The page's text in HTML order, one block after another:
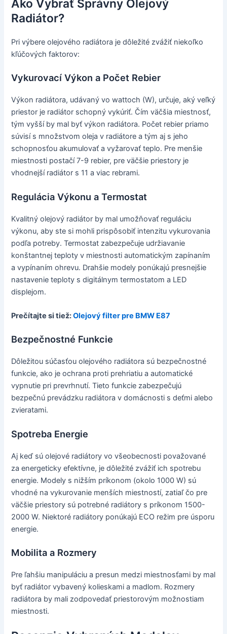
Ako Vybrať Správny Olejový
Radiátor?
Pri výbere olejového radiátora je dôležité zvážiť niekoľko
kľúčových faktorov:
Vykurovací Výkon a Počet Rebier
Výkon radiátora, udávaný vo wattoch (W), určuje, aký veľký
priestor je radiátor schopný vykúriť. Čím väčšia miestnosť,
tým vyšší by mal byť výkon radiátora. Počet rebier priamo
súvisí s množstvom oleja v radiátore a tým aj s jeho
schopnosťou akumulovať a vyžarovať teplo. Pre menšie
miestnosti postačí 7-9 rebier, pre väčšie priestory je
vhodnejší radiátor s 11 a viac rebrami.
Regulácia Výkonu a Termostat
Kvalitný olejový radiátor by mal umožňovať reguláciu
výkonu, aby ste si mohli prispôsobiť intenzitu vykurovania
podľa potreby. Termostat zabezpečuje udržiavanie
konštantnej teploty v miestnosti automatickým zapínaním
a vypínaním ohrevu. Drahšie modely ponúkajú presnejšie
nastavenie teploty s digitálnym termostatom a LED
displejom.
Prečítajte si tiež:Olejový filter pre BMW E87
Bezpečnostné Funkcie
Dôležitou súčasťou olejového radiátora sú bezpečnostné
funkcie, ako je ochrana proti prehriatiu a automatické
vypnutie pri prevrhnutí. Tieto funkcie zabezpečujú
bezpečnú prevádzku radiátora v domácnosti s deťmi alebo
zvieratami.
Spotreba Energie
Aj keď sú olejové radiátory vo všeobecnosti považované
za energeticky efektívne, je dôležité zvážiť ich spotrebu
energie. Modely s nižším príkonom (okolo 1000 W) sú
vhodné na vykurovanie menších miestností, zatiaľ čo pre
väčšie priestory sú potrebné radiátory s príkonom 1500-
2000 W. Niektoré radiátory ponúkajú ECO režim pre úsporu
energie.
Mobilita a Rozmery
Pre ľahšiu manipuláciu a presun medzi miestnosťami by mal
byť radiátor vybavený kolieskami a madlom. Rozmery
radiátora by mali zodpovedať priestorovým možnostiam
miestnosti.